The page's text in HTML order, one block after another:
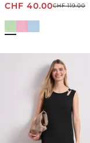
CHF 40.00CHF119.00